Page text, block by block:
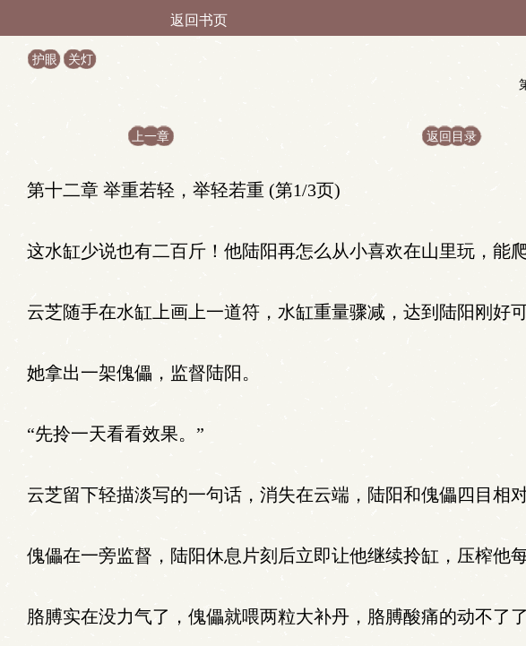
返回书页
护眼 关灯
上一章 返回目录
第十二章 举重若轻，举轻若重 (第1/3页)
这水缸少说也有二百斤！他陆阳再怎么从小喜欢在山里玩，能
云芝随手在水缸上画上一道符，水缸重量骤减，达到陆阳刚好
她拿出一架傀儡，监督陆阳。
“先拎一天看看效果。”
云芝留下轻描淡写的一句话，消失在云端，陆阳和傀儡四目相
傀儡在一旁监督，陆阳休息片刻后立即让他继续拎缸，压榨他每
胳膊实在没力气了，傀儡就喂两粒大补丹，胳膊酸痛的动不